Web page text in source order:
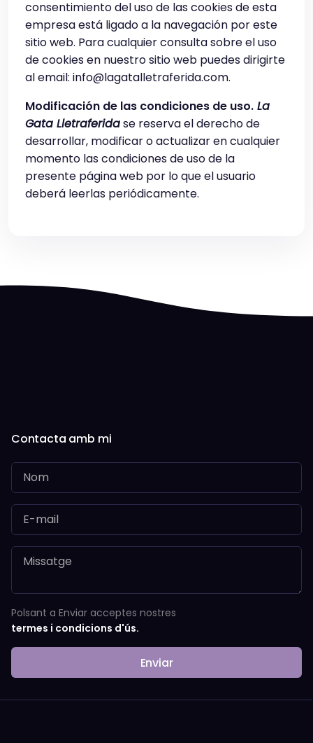
consentimiento del uso de las cookies de esta
empresa está ligado a la navegación por este
sitio web. Para cualquier consulta sobre el uso
de cookies en nuestro sitio web puedes dirigirte
al email: info@lagatalletraferida.com.
Modificación de las condiciones de uso. La
Gata Lletraferidase reserva el derecho de
desarrollar, modificar o actualizar en cualquier
momento las condiciones de uso de la
presente página web por lo que el usuario
deberá leerlas periódicamente.
Contacta amb mi
Polsant a Enviar acceptes nostres
termes i condicions d'ús.
Enviar